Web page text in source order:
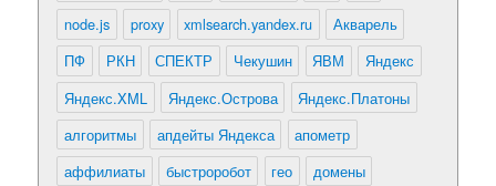
node.js
proxy xmlsearch.yandex.ru
Акварель
ПФ
РКН СПЕКТР Чекушин ЯВМ
Яндекс
Яндекс.XML
Яндекс.Острова
Яндекс.Платоны
алгоритмы
апдейты Яндекса
апометр
аффилиаты
быстроробот гео
домены